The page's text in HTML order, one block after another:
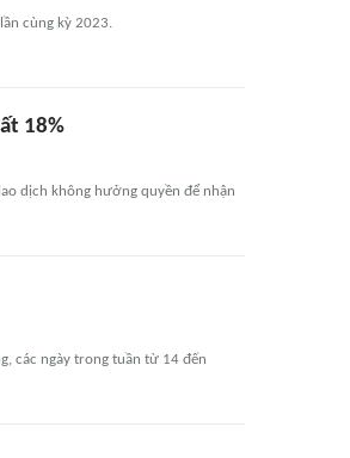
cùng kỳ 2023.
18%
dịch không hưởng quyền để nhận
các ngày trong tuần từ 14 đến